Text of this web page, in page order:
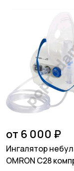
от 6 000 ₽
Ингалятор
OMRON C28